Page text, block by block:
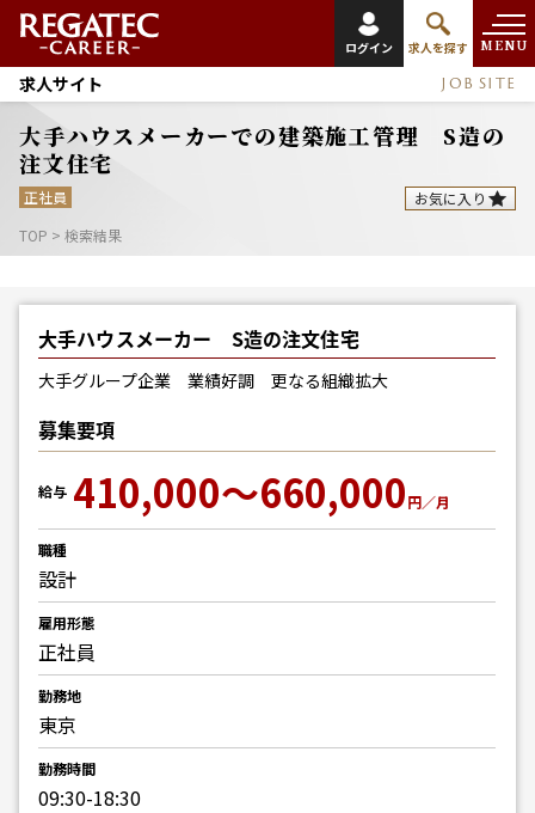
ログイン 求人を探す MENU
求人サイト JOB SITE
大手ハウスメーカーでの建築施工管理 S造の
注文住宅
正社員
お気に入り
TOP > 検索結果
大手ハウスメーカー S造の注文住宅
大手グループ企業 業績好調 更なる組織拡大
募集要項
給与 410,000～660,000円／月
職種
設計
雇用形態
正社員
勤務地
東京
勤務時間
09:30-18:30